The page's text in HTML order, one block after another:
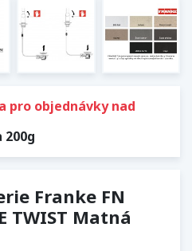
pro objednávky nad
Franke FN
TWIST Matná